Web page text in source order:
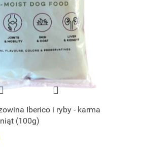
Iberico i ryby - karma
(100g)